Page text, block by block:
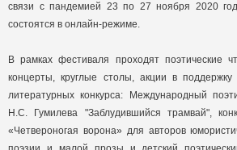
связи с пандемией 23 по 27 ноября 2020
состоятся в онлайн-режиме.
В рамках фестиваля проходят поэтические
концерты, круглые столы, акции в
литературных конкурса: Международный
Н.С. Гумилева "Заблудившийся трамвай",
«Четвероногая ворона» для авторов